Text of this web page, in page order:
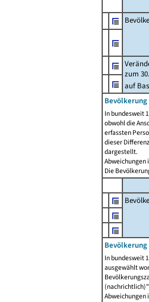
zum
auf
Bevölkerung
In bundesweit
obwohl die
erfassten
dieser
dargestellt.
Abweichungen
Die
In bundesweit
ausgewählt
Abweichungen